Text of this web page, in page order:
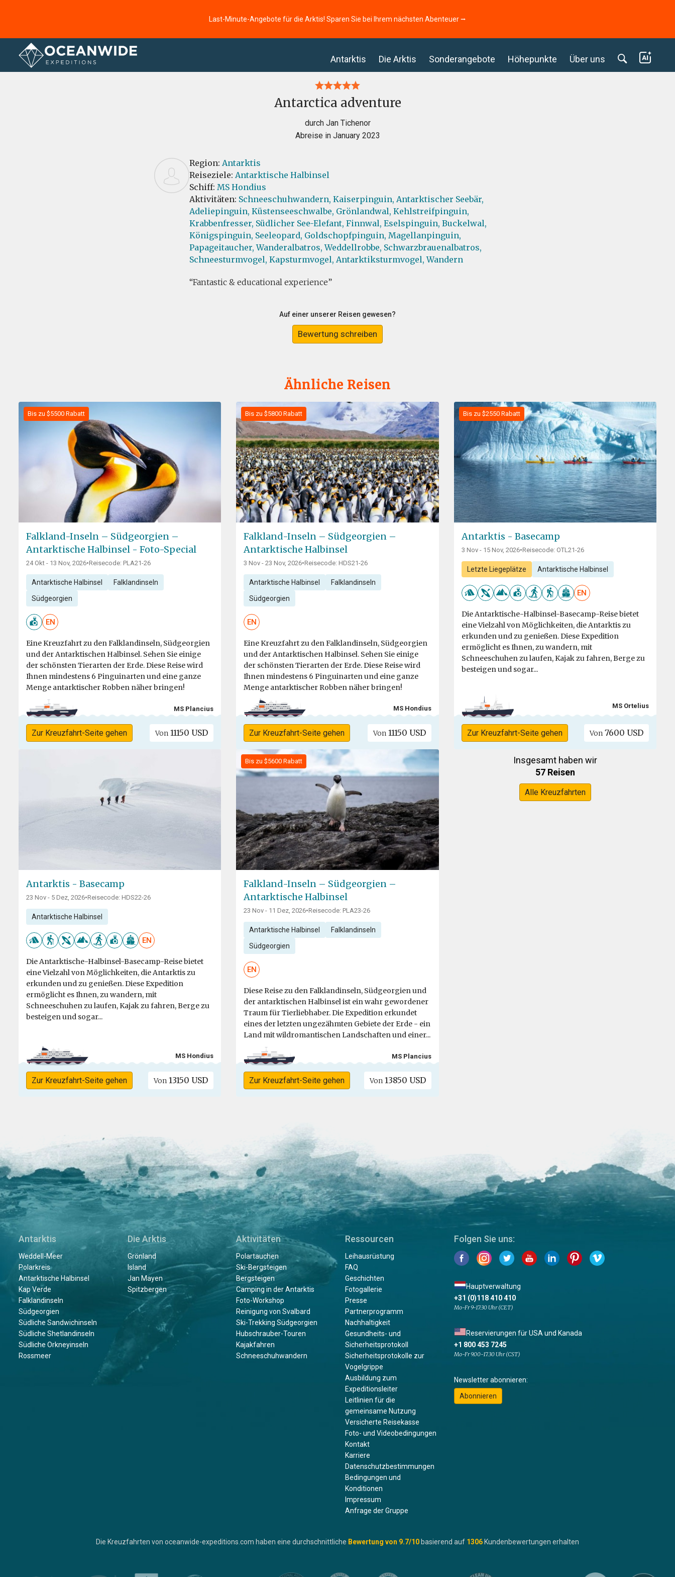
Last-Minute-Angebote für die Arktis! Sparen Sie bei Ihrem nächsten Abenteuer ⭢
Antarktis Die Arktis Sonderangebote Höhepunkte Über uns
Startseite Bewertungen
Antarctica adventure
durch Jan Tichenor
Abreise in January 2023
Region: Antarktis
Reiseziele: Antarktische Halbinsel
Schiff: MS Hondius
Aktivitäten: Schneeschuhwandern, Kaiserpinguin, Antarktischer Seebär,
Adeliepinguin, Küstenseeschwalbe, Grönlandwal, Kehlstreifpinguin,
Krabbenfresser, Südlicher See-Elefant, Finnwal, Eselspinguin, Buckelwal,
Königspinguin, Seeleopard, Goldschopfpinguin, Magellanpinguin,
Papageitaucher, Wanderalbatros, Weddellrobbe, Schwarzbrauenalbatros,
Schneesturmvogel, Kapsturmvogel, Antarktiksturmvogel, Wandern
Fantastic & educational experience
Auf einer unserer Reisen gewesen?
Bewertung schreiben
Ähnliche Reisen
Bis zu $5500 Rabatt
Falkland-Inseln – Südgeorgien –
Antarktische Halbinsel - Foto-Special
24 Okt - 13 Nov, 2026•Reisecode: PLA21-26
Antarktische Halbinsel Falklandinseln
Südgeorgien
EN
Eine Kreuzfahrt zu den Falklandinseln, Südgeorgien
und der Antarktischen Halbinsel. Sehen Sie einige
der schönsten Tierarten der Erde. Diese Reise wird
Ihnen mindestens 6 Pinguinarten und eine ganze
Menge antarktischer Robben näher bringen!
MS Plancius
Zur Kreuzfahrt-Seite gehen Von 11150 USD
Bis zu $5800 Rabatt
Falkland-Inseln – Südgeorgien –
Antarktische Halbinsel
3 Nov - 23 Nov, 2026•Reisecode: HDS21-26
Antarktische Halbinsel Falklandinseln
Südgeorgien
EN
Eine Kreuzfahrt zu den Falklandinseln, Südgeorgien
und der Antarktischen Halbinsel. Sehen Sie einige
der schönsten Tierarten der Erde. Diese Reise wird
Ihnen mindestens 6 Pinguinarten und eine ganze
Menge antarktischer Robben näher bringen!
MS Hondius
Zur Kreuzfahrt-Seite gehen Von11150 USD
Bis zu $2550 Rabatt
Antarktis - Basecamp
3 Nov - 15 Nov, 2026•Reisecode: OTL21-26
Letzte Liegeplätze Antarktische Halbinsel
EN
Die Antarktische-Halbinsel-Basecamp-Reise bietet
eine Vielzahl von Möglichkeiten, die Antarktis zu
erkunden und zu genießen. Diese Expedition
ermöglicht es Ihnen, zu wandern, mit
Schneeschuhen zu laufen, Kajak zu fahren, Berge zu
besteigen und sogar...
MS Ortelius
Zur Kreuzfahrt-Seite gehen Von 7600 USD
Antarktis - Basecamp
23 Nov - 5 Dez, 2026•Reisecode: HDS22-26
Antarktische Halbinsel
EN
Die Antarktische-Halbinsel-Basecamp-Reise bietet
eine Vielzahl von Möglichkeiten, die Antarktis zu
erkunden und zu genießen. Diese Expedition
ermöglicht es Ihnen, zu wandern, mit
Schneeschuhen zu laufen, Kajak zu fahren, Berge zu
besteigen und sogar...
MS Hondius
Zur Kreuzfahrt-Seite gehen Von 13150 USD
Bis zu $5600 Rabatt
Falkland-Inseln – Südgeorgien –
Antarktische Halbinsel
23 Nov - 11 Dez, 2026•Reisecode: PLA23-26
Antarktische Halbinsel Falklandinseln
Südgeorgien
EN
Diese Reise zu den Falklandinseln, Südgeorgien und
der antarktischen Halbinsel ist ein wahr gewordener
Traum für Tierliebhaber. Die Expedition erkundet
eines der letzten ungezähmten Gebiete der Erde - ein
Land mit wildromantischen Landschaften und einer...
MS Plancius
Zur Kreuzfahrt-Seite gehen Von13850 USD
Insgesamt haben wir
57 Reisen
Alle Kreuzfahrten
Antarktis
Weddell-Meer
Polarkreis
Antarktische Halbinsel
Kap Verde
Falklandinseln
Südgeorgien
Südliche Sandwichinseln
Südliche Shetlandinseln
Südliche Orkneyinseln
Rossmeer
Die Arktis
Grönland
Island
Jan Mayen
Spitzbergen
Aktivitäten
Polartauchen
Ski-Bergsteigen
Bergsteigen
Camping in der Antarktis
Foto-Workshop
Reinigung von Svalbard
Ski-Trekking Südgeorgien
Hubschrauber-Touren
Kajakfahren
Schneeschuhwandern
Ressourcen
Leihausrüstung
FAQ
Geschichten
Fotogallerie
Presse
Partnerprogramm
Nachhaltigkeit
Gesundheits- und
Sicherheitsprotokoll
Sicherheitsprotokolle zur
Vogelgrippe
Ausbildung zum
Expeditionsleiter
Leitlinien für die
gemeinsame Nutzung
Versicherte Reisekasse
Foto- und Videobedingungen
Kontakt
Karriere
Datenschutzbestimmungen
Bedingungen und
Konditionen
Impressum
Anfrage der Gruppe
Folgen Sie uns:
Hauptverwaltung
+31 (0)118 410 410
Mo-Fr 9-17:30 Uhr (CET)
Reservierungen für USA und Kanada
+1 800 453 7245
Mo-Fr 9.00-17.30 Uhr (CST)
Newsletter abonnieren:
Abonnieren
Die Kreuzfahrten von oceanwide-expeditions.com haben eine durchschnittliche Bewertung von 9.7/10 basierend auf 1306 Kundenbewertungen erhalten